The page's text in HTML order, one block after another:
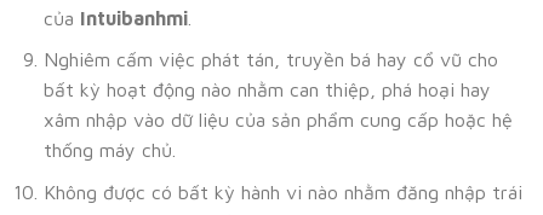
của Intuibanhmi.
Nghiêm cấm việc phát tán, truyền bá hay cổ vũ cho
bất kỳ hoạt động nào nhằm can thiệp, phá hoại hay
xâm nhập vào dữ liệu của sản phẩm cung cấp hoặc hệ
thống máy chủ.
Không được có bất kỳ hành vi nào nhằm đăng nhập trái